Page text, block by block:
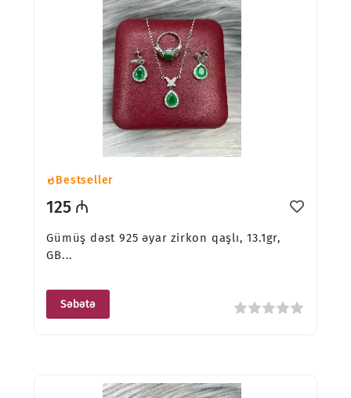
Bestseller
125 ₼
Gümüş dəst 925 əyar zirkon qaşlı, 13.1gr,
GB...
Səbətə